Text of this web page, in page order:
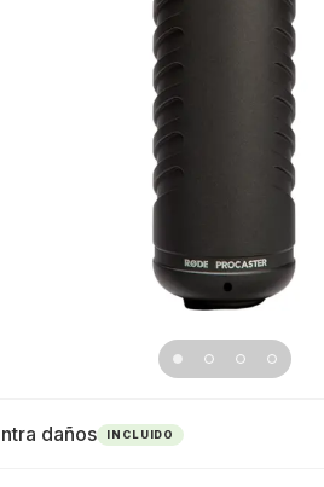
daños INCLUIDO